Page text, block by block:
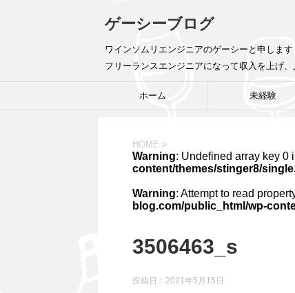
ゲーシーブログ
ワインソムリエンジニアのゲーシーと申しま
フリーランスエンジニアになって収入を上げ
ホーム 未経験
HOME >
Warning: Undefined array key 0
content/themes/stinger8/
Warning: Attempt to read
blog.com/public_html/wp-
3506463_s
投稿日： 2021年5月15日